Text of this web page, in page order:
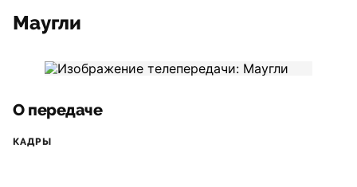
Маугли
О передаче
КАДРЫ